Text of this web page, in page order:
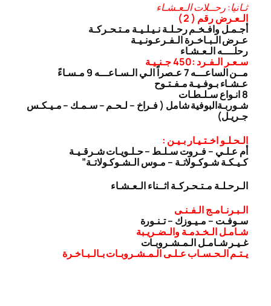
ثـانيا: رحــلات الـعـشـاء
الـعـرض رقم ( 2 )
أجـمـل وافـخـم رحـلـة نـيـلـيـة مـتـحـركـة
عـرض الـبـاخـرة الـفـرعـونـيـة
رحلــــه الـعـشـاء
سـعـر الـفـرد :450 جـنـيـة
مــن الساعـــه 7 عـصراً الـي الـسـاعـــه 9 مـسـاءً
عـشـاء بـوفـيـة مـفـتـوح
8 انـواع سـلـطـات
شـوربـةالبوفية شامل ( فـراخ – لـحـم – سـمـك – مـيـكـس
جـريـل)
الـحـلـو اخـتـيـار بـيـن :
أم عـلـي – فـروت سـلـط – حـلـويـات شـرقـيـة
كـيـكـة شـوكـولاتـة – مـوس الـشـوكـولاتـة”
الـرحـلـة مـتـحـركـة اثــناء الـعـشـاء
الـبـرنـامـج الـفـنـى
سـوفـت – مـيـوزك – تـنـورة
شـامـل الـخـدمـة والـضـريـبة
غـيـر شـامـل الـمـشـروبـات
يـتـم الـحـسـاب عـلـى الـمـشـروبـات بـالـبـاخـرة